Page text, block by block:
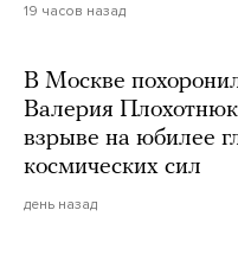
19 часов назад
В Москве
Валерия
взрыве на юбилее
космических сил
день назад